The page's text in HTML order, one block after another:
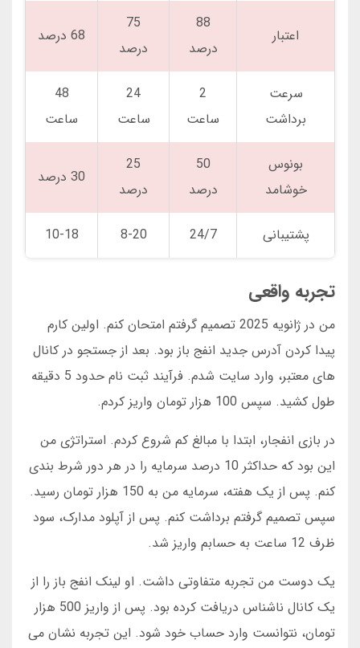
اعتبار
88
درصد
75
درصد
68 درصد
سرعت
برداشت
2
ساعت
24
ساعت
48
ساعت
بونوس
خوشامد
50
درصد
25
درصد
30 درصد
پشتیبانی 24/7
8-20
10-18
تجربه واقعی
من در ژانویه 2025 تصمیم گرفتم امتحان کنم. اولین کارم
پیدا کردن آدرس جدید انفج باز بود. بعد از جستجو در کانال
های معتبر، وارد سایت شدم. فرآیند ثبت نام حدود 5 دقیقه
طول کشید. سپس 100 هزار تومان واریز کردم.
در بازی انفجار، ابتدا با مبالغ کم شروع کردم. استراتژی من
این بود که حداکثر 10 درصد سرمایه را در هر دور شرط بندی
کنم. پس از یک هفته، سرمایه من به 150 هزار تومان رسید.
سپس تصمیم گرفتم برداشت کنم. پس از آپلود مدارک، سود
ظرف 12 ساعت به حسابم واریز شد.
یک دوست من تجربه متفاوتی داشت. او لینک انفج باز را از
یک کانال ناشناس دریافت کرده بود. پس از واریز 500 هزار
تومان، نتوانست وارد حساب خود شود. این تجربه نشان می